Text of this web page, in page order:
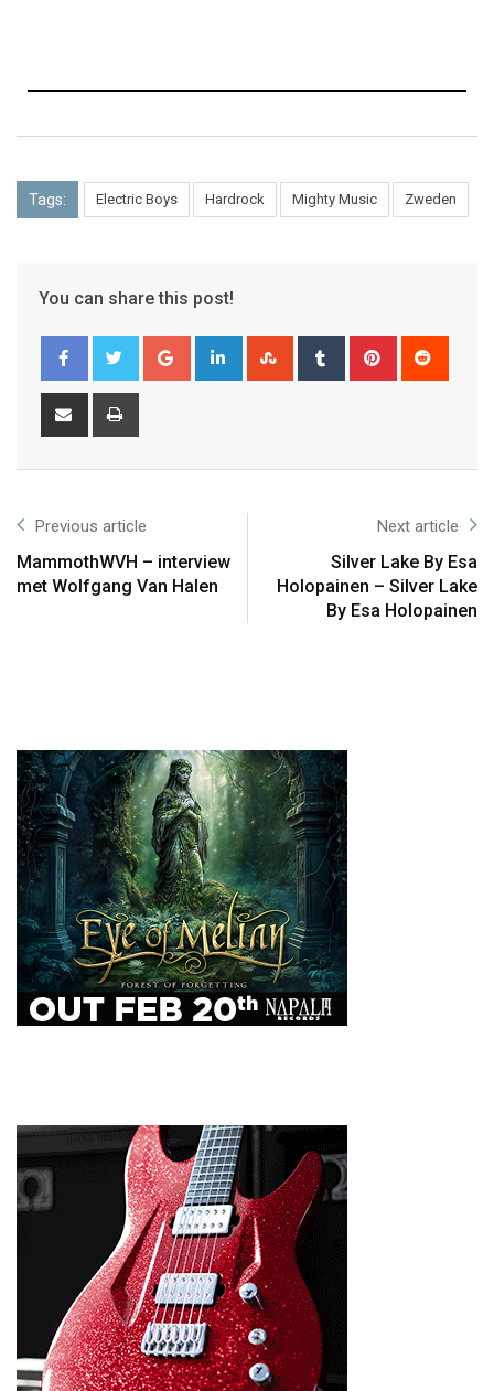
Tags: Electric Boys Hardrock Mighty Music Zweden
You can share this post!
Previous article
MammothWVH – interview
met Wolfgang Van Halen
Next article
Silver Lake By Esa
Holopainen – Silver Lake
By Esa Holopainen